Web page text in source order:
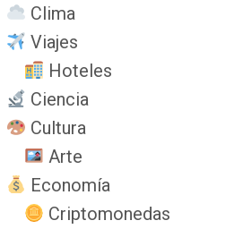
Clima
Viajes
Hoteles
Ciencia
Cultura
Arte
Economía
Criptomonedas